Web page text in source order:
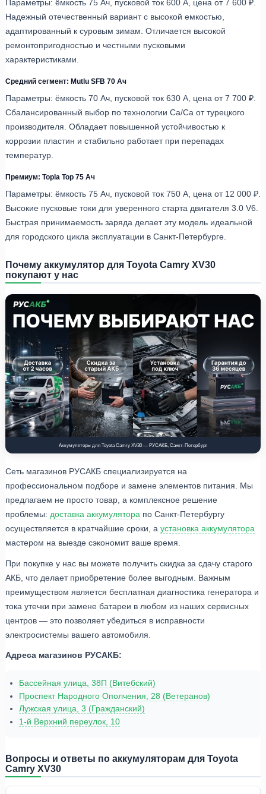
Параметры: ёмкость 75 Ач, пусковой ток 600 А, цена от 7 600 ₽.
Надежный отечественный вариант с высокой емкостью,
адаптированный к суровым зимам. Отличается высокой
ремонтопригодностью и честными пусковыми
характеристиками.
Средний сегмент: Mutlu SFB 70 Ач
Параметры: ёмкость 70 Ач, пусковой ток 630 А, цена от 7 700 ₽.
Сбалансированный выбор по технологии Ca/Ca от турецкого
производителя. Обладает повышенной устойчивостью к
коррозии пластин и стабильно работает при перепадах
температур.
Премиум: Topla Top 75 Ач
Параметры: ёмкость 75 Ач, пусковой ток 750 А, цена от 12 000 ₽.
Высокие пусковые токи для уверенного старта двигателя 3.0 V6.
Быстрая принимаемость заряда делает эту модель идеальной
для городского цикла эксплуатации в Санкт-Петербурге.
Почему аккумулятор для Toyota Camry XV30
покупают у нас
Аккумуляторы для Toyota Camry XV30 — РУСАКБ, Санкт-Петербург
Сеть магазинов РУСАКБ специализируется на
профессиональном подборе и замене элементов питания. Мы
предлагаем не просто товар, а комплексное решение
проблемы: доставка аккумулятора по Санкт-Петербургу
осуществляется в кратчайшие сроки, а установка аккумулятора
мастером на выезде сэкономит ваше время.
При покупке у нас вы можете получить скидка за сдачу старого
АКБ, что делает приобретение более выгодным. Важным
преимуществом является бесплатная диагностика генератора и
тока утечки при замене батареи в любом из наших сервисных
центров — это позволяет убедиться в исправности
электросистемы вашего автомобиля.
Адреса магазинов РУСАКБ:
Бассейная улица, 38П (Витебский)
Проспект Народного Ополчения, 28 (Ветеранов)
Лужская улица, 3 (Гражданский)
1-й Верхний переулок, 10
Вопросы и ответы по аккумуляторам для Toyota
Camry XV30